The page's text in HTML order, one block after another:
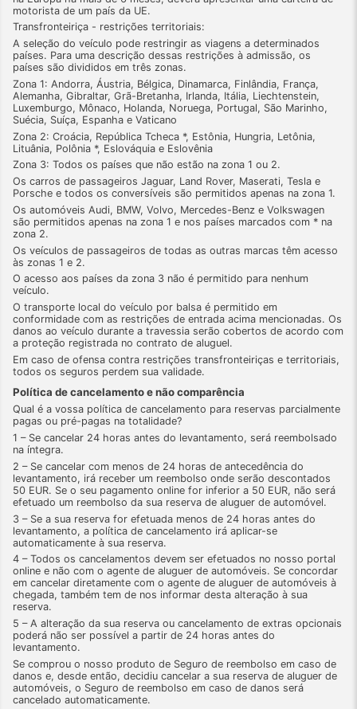
motorista de um país da UE.
Transfronteiriça - restrições territoriais:
A seleção do veículo pode restringir as viagens a determinados
países. Para uma descrição dessas restrições à admissão, os
países são divididos em três zonas.
Zona 1: Andorra, Áustria, Bélgica, Dinamarca, Finlândia, França,
Alemanha, Gibraltar, Grã-Bretanha, Irlanda, Itália, Liechtenstein,
Luxemburgo, Mônaco, Holanda, Noruega, Portugal, São Marinho,
Suécia, Suíça, Espanha e Vaticano
Zona 2: Croácia, República Tcheca *, Estônia, Hungria, Letônia,
Lituânia, Polônia *, Eslováquia e Eslovênia
Zona 3: Todos os países que não estão na zona 1 ou 2.
Os carros de passageiros Jaguar, Land Rover, Maserati, Tesla e
Porsche e todos os conversíveis são permitidos apenas na zona 1.
Os automóveis Audi, BMW, Volvo, Mercedes-Benz e Volkswagen
são permitidos apenas na zona 1 e nos países marcados com * na
zona 2.
Os veículos de passageiros de todas as outras marcas têm acesso
às zonas 1 e 2.
O acesso aos países da zona 3 não é permitido para nenhum
veículo.
O transporte local do veículo por balsa é permitido em
conformidade com as restrições de entrada acima mencionadas. Os
danos ao veículo durante a travessia serão cobertos de acordo com
a proteção registrada no contrato de aluguel.
Em caso de ofensa contra restrições transfronteiriças e territoriais,
todos os seguros perdem sua validade.
Política de cancelamento e não comparência
Qual é a vossa política de cancelamento para reservas parcialmente
pagas ou pré-pagas na totalidade?
1 – Se cancelar 24 horas antes do levantamento, será reembolsado
na íntegra.
2 – Se cancelar com menos de 24 horas de antecedência do
levantamento, irá receber um reembolso onde serão descontados
50 EUR. Se o seu pagamento online for inferior a 50 EUR, não será
efetuado um reembolso da sua reserva de aluguer de automóvel.
3 – Se a sua reserva for efetuada menos de 24 horas antes do
levantamento, a política de cancelamento irá aplicar-se
automaticamente à sua reserva.
4 – Todos os cancelamentos devem ser efetuados no nosso portal
online e não com o agente de aluguer de automóveis. Se concordar
em cancelar diretamente com o agente de aluguer de automóveis à
chegada, também tem de nos informar desta alteração à sua
reserva.
5 – A alteração da sua reserva ou cancelamento de extras opcionais
poderá não ser possível a partir de 24 horas antes do
levantamento.
Se comprou o nosso produto de Seguro de reembolso em caso de
danos e, desde então, decidiu cancelar a sua reserva de aluguer de
automóveis, o Seguro de reembolso em caso de danos será
cancelado automaticamente.